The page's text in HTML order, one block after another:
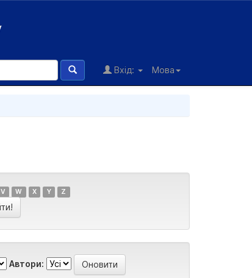
Мова
Вхід:
V W X Y Z
Автори: